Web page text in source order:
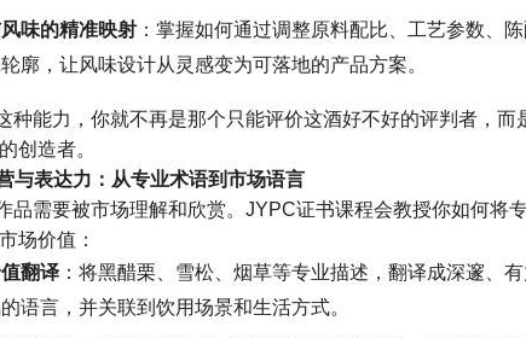
味的精准映射 ：掌握如何通过调整原料配比、工艺参数、
廓，让风味设计从灵感变为可落地的产品方案。
种能力，你就不再是那个只能评价这酒好不好的评判者，
创造者。
与表达力：从专业术语到市场语言
品需要被市场理解和欣赏。 JYPC证书课程会教授你如何将
场价值：
翻译 ：将黑醋栗、雪松、烟草等专业描述，翻译成深邃、
语言，并关联到饮用场景和生活方式。